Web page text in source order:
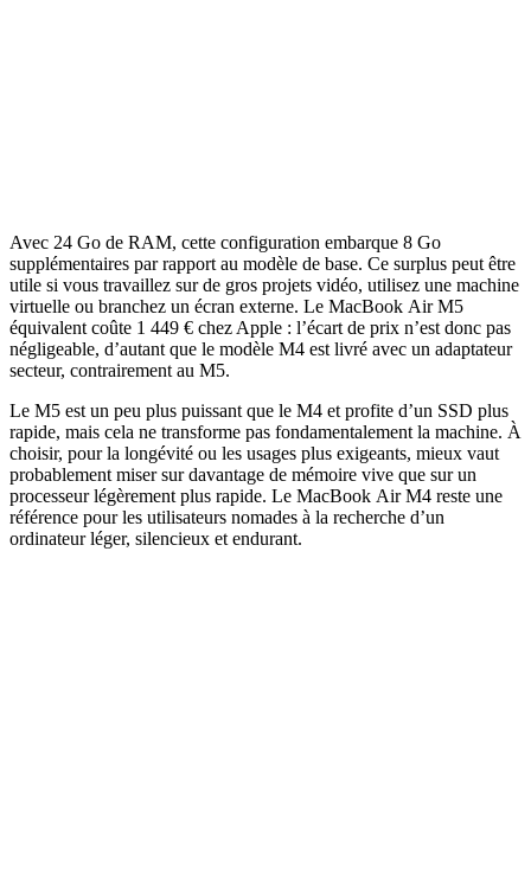
Avec 24 Go de RAM, cette configuration embarque 8 Go
supplémentaires par rapport au modèle de base. Ce surplus peut être
utile si vous travaillez sur de gros projets vidéo, utilisez une machine
virtuelle ou branchez un écran externe. Le MacBook Air M5
équivalent coûte 1 449 € chez Apple : l’écart de prix n’est donc pas
négligeable, d’autant que le modèle M4 est livré avec un adaptateur
secteur, contrairement au M5.
Le M5 est un peu plus puissant que le M4 et profite d’un SSD plus
rapide, mais cela ne transforme pas fondamentalement la machine. À
choisir, pour la longévité ou les usages plus exigeants, mieux vaut
probablement miser sur davantage de mémoire vive que sur un
processeur légèrement plus rapide. Le MacBook Air M4 reste une
référence pour les utilisateurs nomades à la recherche d’un
ordinateur léger, silencieux et endurant.